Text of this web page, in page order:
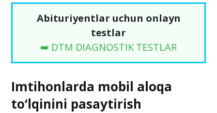
Abituriyentlar uchun onlayn
testlar
➡️ DTM DIAGNOSTIK TESTLAR
Imtihonlarda mobil aloqa
to‘lqinini pasaytirish